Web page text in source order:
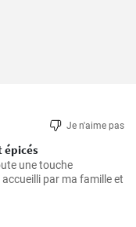
Je n'aime pas
épicés
une touche
par ma famille et